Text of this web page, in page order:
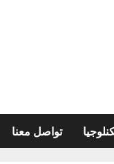
تواصل معنا